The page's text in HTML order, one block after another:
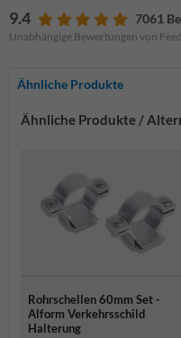
9.4 7061
Unabhängige Bewertungen von
Ähnliche Produkte
Ähnliche Produkte /
Rohrschellen 60mm Set -
Alform Verkehrsschild
Halterung